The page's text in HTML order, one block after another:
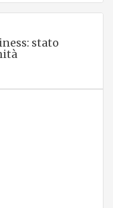
stato